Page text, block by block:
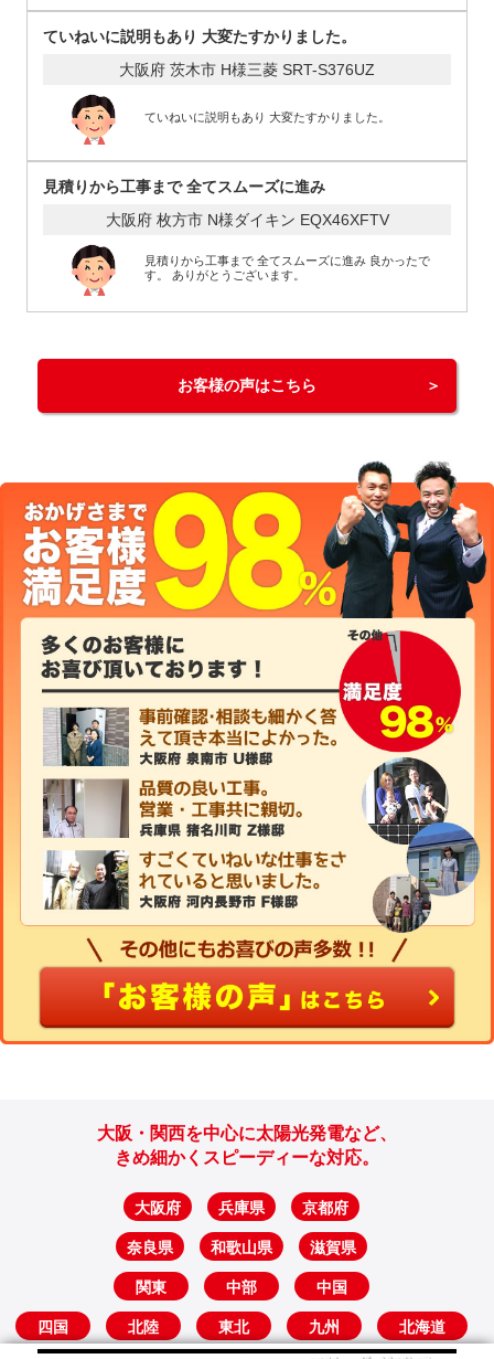
ていねいに説明もあり 大変たすかりました。
大阪府 茨木市 H様三菱 SRT-S376UZ
ていねいに説明もあり 大変たすかりました。
見積りから工事まで 全てスムーズに進み
大阪府 枚方市 N様ダイキン EQX46XFTV
見積りから工事まで 全てスムーズに進み 良かったで
す。 ありがとうございます。
お客様の声はこちら
大阪・関西を中心に太陽光発電など、
きめ細かくスピーディーな対応。
大阪府 兵庫県 京都府
奈良県 和歌山県 滋賀県
関東 中部 中国
四国 北陸 東北 九州 北海道